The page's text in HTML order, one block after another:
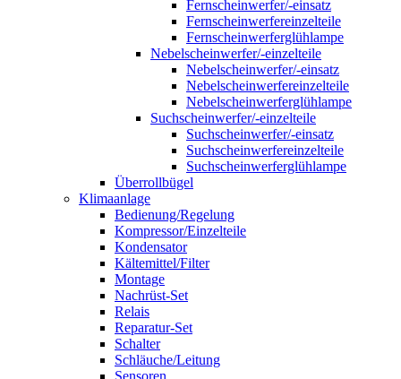
Fernscheinwerfer/-einsatz
Fernscheinwerfereinzelteile
Fernscheinwerferglühlampe
Nebelscheinwerfer/-einzelteile
Nebelscheinwerfer/-einsatz
Nebelscheinwerfereinzelteile
Nebelscheinwerferglühlampe
Suchscheinwerfer/-einzelteile
Suchscheinwerfer/-einsatz
Suchscheinwerfereinzelteile
Suchscheinwerferglühlampe
Überrollbügel
Klimaanlage
Bedienung/Regelung
Kompressor/Einzelteile
Kondensator
Kältemittel/Filter
Montage
Nachrüst-Set
Relais
Reparatur-Set
Schalter
Schläuche/Leitung
Sensoren